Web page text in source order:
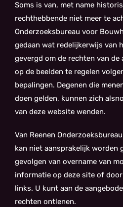
Soms is van, met name
rechthebbende niet meer te
Onderzoeksbureau voor
gedaan wat redelijkerwijs van
gevergd om de rechten van
op de beelden te regelen
bepalingen. Degenen die
doen gelden, kunnen zich
van deze website wenden.
Van Reenen
kan niet aansprakelijk worden
gevolgen van overname van
informatie op deze site of
links. U kunt aan de
rechten ontlenen.